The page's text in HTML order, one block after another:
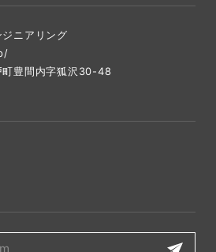
ニアリング
町豊間内字狐沢30-48